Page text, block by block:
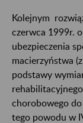
Kolejnym
czerwca 1999r.
ubezpieczenia
macierzyństwa
podstawy
chorobowego
tego powodu w